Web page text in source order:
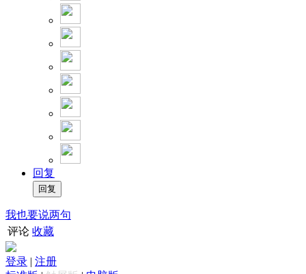
回复
我也要说两句
评论 收藏
登录 | 注册